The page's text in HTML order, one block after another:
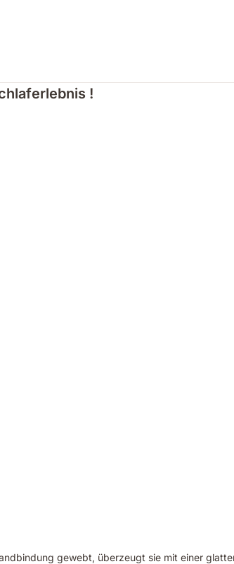
!
gewebt, überzeugt sie mit einer